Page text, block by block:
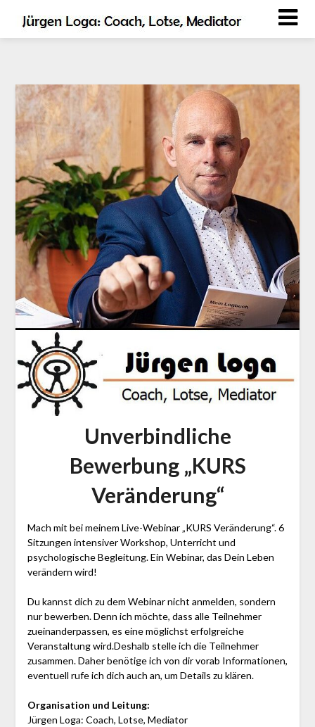
Unverbindliche
Bewerbung „KURS
Veränderung“
Mach mit bei meinem Live-Webinar „KURS Veränderung“. 6
Sitzungen intensiver Workshop, Unterricht und
psychologische Begleitung. Ein Webinar, das Dein Leben
verändern wird!
Du kannst dich zu dem Webinar nicht anmelden, sondern
nur bewerben. Denn ich möchte, dass alle Teilnehmer
zueinanderpassen, es eine möglichst erfolgreiche
Veranstaltung wird.Deshalb stelle ich die Teilnehmer
zusammen. Daher benötige ich von dir vorab Informationen,
eventuell rufe ich dich auch an, um Details zu klären.
Organisation und Leitung:
Jürgen Loga: Coach, Lotse, Mediator